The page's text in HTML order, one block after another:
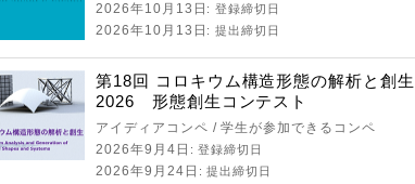
2026年10月13日 : 登録締切日
2026年10月13日 : 提出締切日
第18回 コロキウム構造形態の解析と創生
2026 形態創生コンテスト
アイディアコンペ / 学生が参加できるコンペ
2026年9月4日 : 登録締切日
2026年9月24日 : 提出締切日